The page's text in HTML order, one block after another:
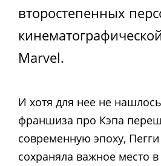
второстепенных
Marvel.
И хотя для нее не
франшиза про Кэпа
современную эпоху,
сохраняла важное место